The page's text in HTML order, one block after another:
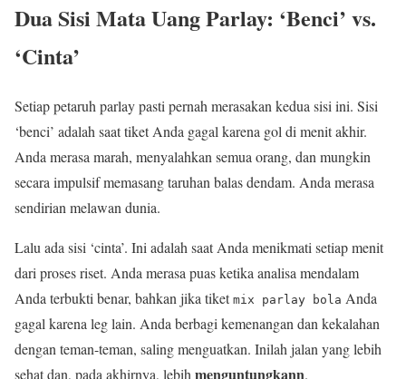
Dua Sisi Mata Uang Parlay: ‘Benci’ vs.
‘Cinta’
Setiap petaruh parlay pasti pernah merasakan kedua sisi ini. Sisi
‘benci’ adalah saat tiket Anda gagal karena gol di menit akhir.
Anda merasa marah, menyalahkan semua orang, dan mungkin
secara impulsif memasang taruhan balas dendam. Anda merasa
sendirian melawan dunia.
Lalu ada sisi ‘cinta’. Ini adalah saat Anda menikmati setiap menit
dari proses riset. Anda merasa puas ketika analisa mendalam
Anda terbukti benar, bahkan jika tiket mix parlay bola Anda
gagal karena leg lain. Anda berbagi kemenangan dan kekalahan
dengan teman-teman, saling menguatkan. Inilah jalan yang lebih
sehat dan, pada akhirnya, lebih menguntungkann.